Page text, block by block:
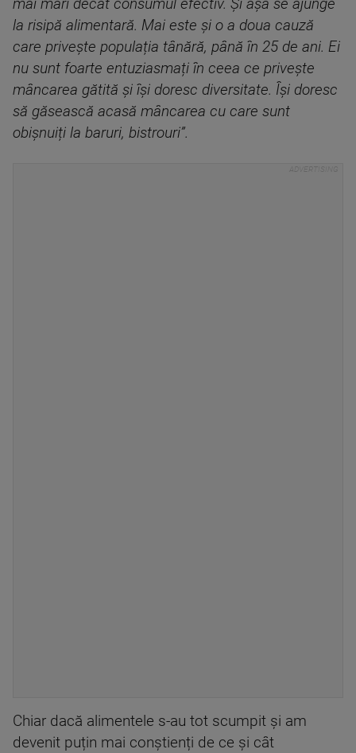
mai mari decât consumul efectiv. Și așa se ajunge
la risipă alimentară. Mai este și o a doua cauză
care privește populația tânără, până în 25 de ani. Ei
nu sunt foarte entuziasmați în ceea ce privește
mâncarea gătită și își doresc diversitate. Își doresc
să găsească acasă mâncarea cu care sunt
obișnuiți la baruri, bistrouri”.
Chiar dacă alimentele s-au tot scumpit și am
devenit puțin mai conștienți de ce și cât